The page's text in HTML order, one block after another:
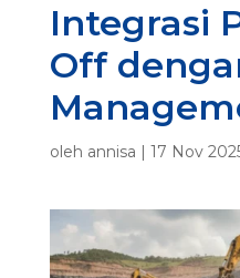
Integrasi
Off
oleh annisa | 17 Nov